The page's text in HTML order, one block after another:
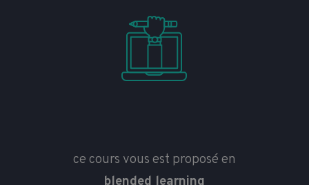
ce cours vous est proposé en
blended learning